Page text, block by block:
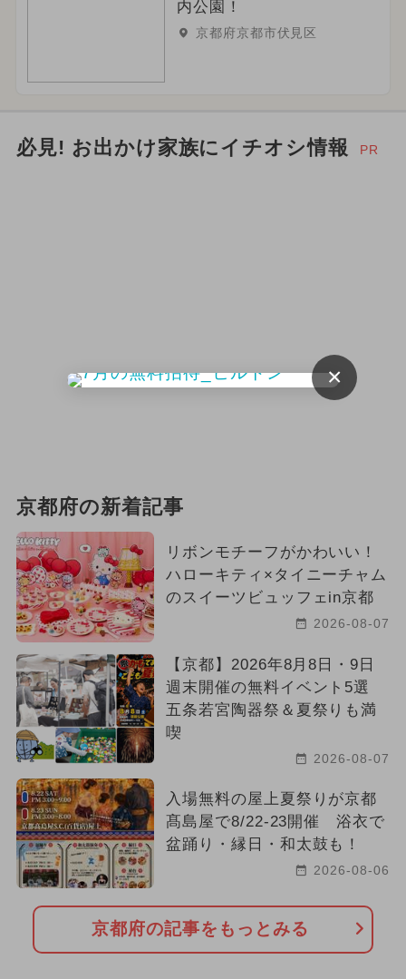
内公園！
京都府京都市伏見区
必見! お出かけ家族にイチオシ情報 PR
京都府の新着記事
リボンモチーフがかわいい！
ハローキティ×タイニーチャム
のスイーツビュッフェin京都
2026-08-07
【京都】2026年8月8日・9日
週末開催の無料イベント5選
五条若宮陶器祭＆夏祭りも満
喫
2026-08-07
入場無料の屋上夏祭りが京都
髙島屋で8/22-23開催 浴衣で
盆踊り・縁日・和太鼓も！
2026-08-06
京都府の記事をもっとみる
×